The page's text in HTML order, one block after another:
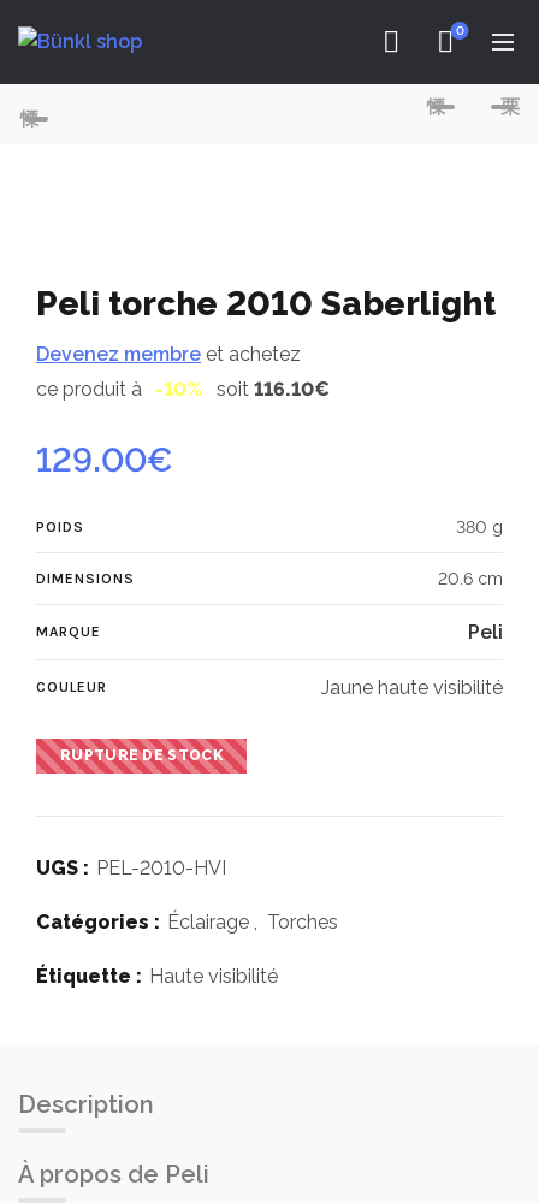
0
Peli torche 2010 Saberlight
Devenez membre et achetez
ce produit à
-10% soit 116.10€
129.00€
POIDS 380 g
DIMENSIONS 20.6 cm
MARQUE Peli
COULEUR Jaune haute visibilité
RUPTURE DE STOCK
UGS : PEL-2010-HVI
Catégories : Éclairage Torches
Étiquette : Haute visibilité
Description
À propos de Peli